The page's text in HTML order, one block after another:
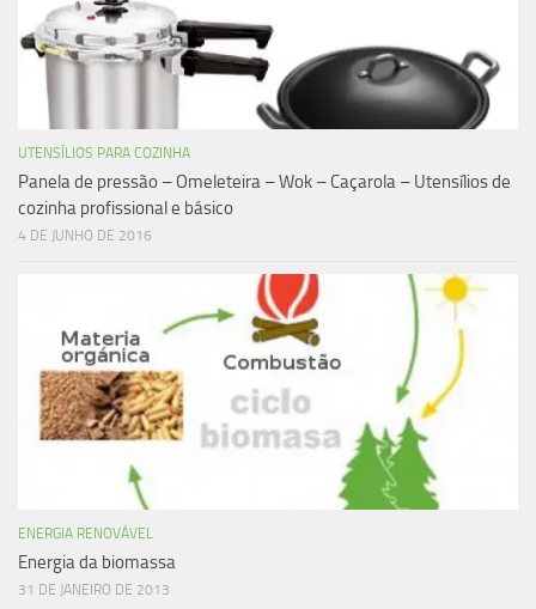
UTENSÍLIOS PARA COZINHA
Panela de pressão – Omeleteira – Wok – Caçarola – Utensílios de
cozinha profissional e básico
4 DE JUNHO DE 2016
ENERGIA RENOVÁVEL
Energia da biomassa
31 DE JANEIRO DE 2013